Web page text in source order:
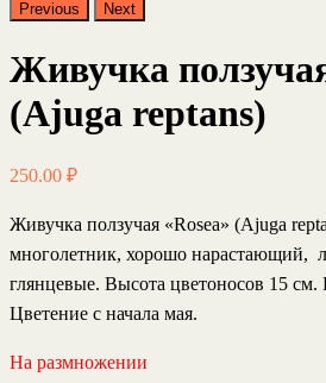
Previous Next
Живучка
(Ajuga reptans)
250.00 ₽
Живучка ползучая «Rosea» (Ajuga
многолетник, хорошо нарастающий,
глянцевые. Высота цветоносов 15 см.
Цветение с начала мая.
На размножении